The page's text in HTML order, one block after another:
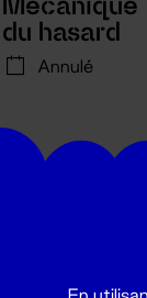
du hasard
Annulé